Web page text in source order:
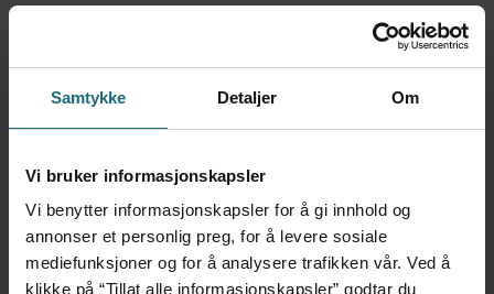
Samtykke Detaljer Om
Vi bruker informasjonskapsler
Vi benytter informasjonskapsler for å gi innhold og
annonser et personlig preg, for å levere sosiale
mediefunksjoner og for å analysere trafikken vår. Ved å
klikke på “Tillat alle informasjonskapsler” godtar du
Dansk politi vil fengsle lege
for utskrivning av store
mengder Ozempic